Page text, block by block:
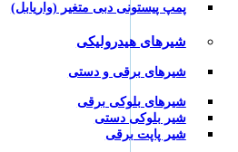
پمپ پیستونی دبی متغیر (واریابل)
شیرهای هیدرولیکی
شیرهای برقی و دستی
شیرهای بلوکی برقی
شیر بلوکی دستی
شیر پاپت برقی